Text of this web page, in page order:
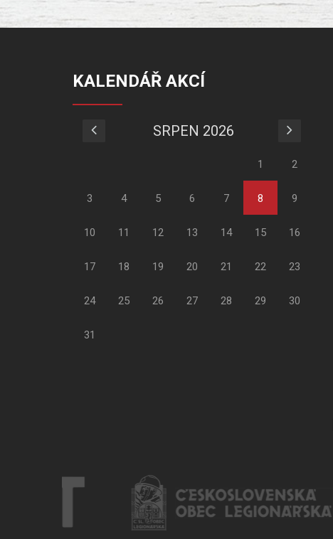
KALENDÁŘ AKCÍ
SRPEN 2026
1 2
3 4 5 6 7 8 9
10 11 12 13 14 15 16
17 18 19 20 21 22 23
24 25 26 27 28 29 30
31